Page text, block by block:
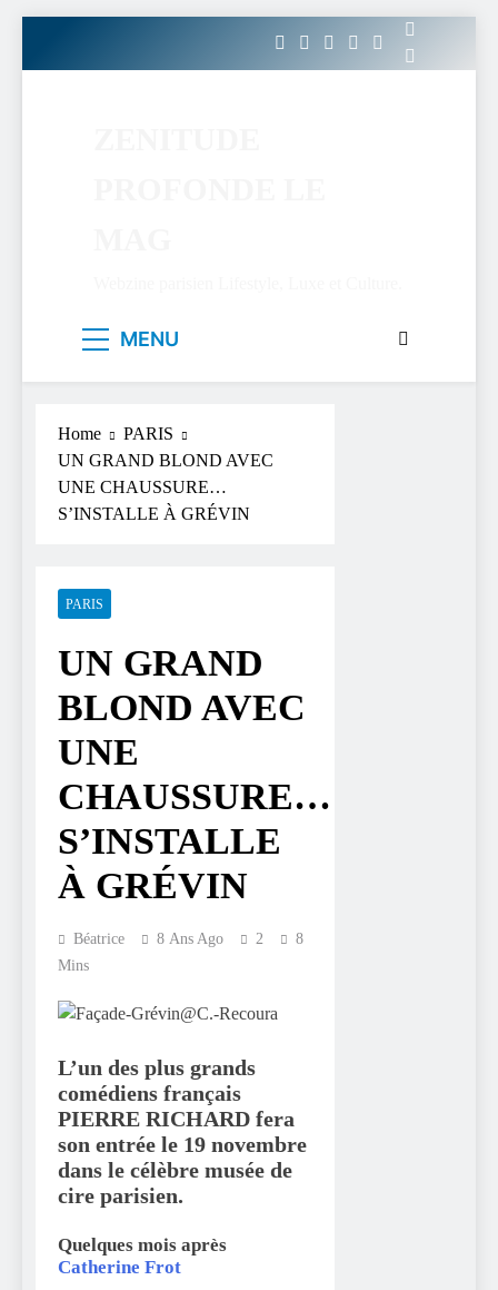
MENU
Home
PARIS
UN GRAND BLOND AVEC
UNE CHAUSSURE…
S’INSTALLE À GRÉVIN
PARIS
UN GRAND
BLOND AVEC
UNE
CHAUSSURE…
S’INSTALLE
À GRÉVIN
Béatrice 8 Ans Ago 2
8
Mins
L’un des plus grands
comédiens français
PIERRE RICHARD fera
son entrée le 19 novembre
dans le célèbre musée de
cire parisien.
Quelques mois après
Catherine Frot